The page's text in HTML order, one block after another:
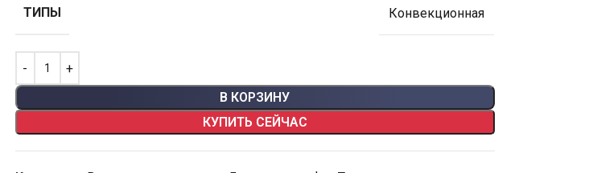
ТИПЫ Конвекционная
В КОРЗИНУ
КУПИТЬ СЕЙЧАС